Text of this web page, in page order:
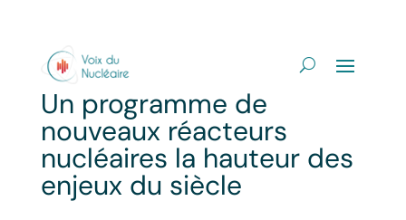
Un programme de
nouveaux réacteurs
nucléaires la hauteur des
enjeux du siècle